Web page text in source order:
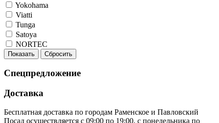
Yokohama
Viatti
Tunga
Satoya
NORTEC
Показать Сбросить
Спецпредложение
Доставка
Бесплатная доставка по городам Раменское и Павловский
Посад осуществляется с 09:00 по 19:00, с понедельника по